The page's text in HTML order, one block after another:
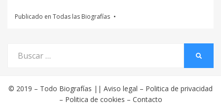
Publicado en Todas las Biografías
por:
© 2019 – Todo Biografías || Aviso legal – Politica de privacidad
– Politica de cookies – Contacto